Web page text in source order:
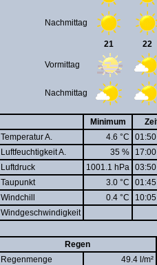
Nachmittag
21 22
Vormittag
Nachmittag
Minimum
Temperatur A.
4.6 °C
Luftfeuchtigkeit A.
35 %
Luftdruck
1001.1 hPa
Taupunkt
3.0 °C
Windchill
0.4 °C
Windgeschwindigkeit
Regen
Regenmenge
49.4 l/m²